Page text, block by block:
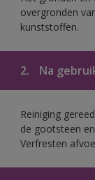
overgronden
kunststoffen.
2. Na
Reiniging
de gootsteen
Verfresten